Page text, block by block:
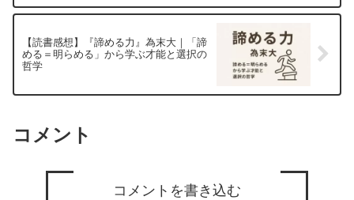
【読書感想】『諦める力』為末大｜「諦
める＝明らめる」から学ぶ才能と選択の
哲学
コメント
コメントを書き込む